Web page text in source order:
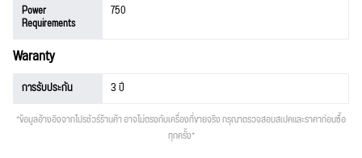
Power
Requirements
750
Waranty
การรับประกัน 3 ปี
*ข้อมูลอ้างอิงจากโปรชัวร์ร้านค้า อาจไม่ตรงกับเครื่องที่ขายจริง กรุณาตรวจสอบสเปคและราคาก่อนซื้อ
ทุกครั้ง*